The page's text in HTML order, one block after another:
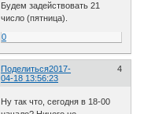
Будем задействовать 21
число (пятница).
0
Поделиться 4
2017-
04-18 13:56:23
Ну так что, сегодня в 18-00